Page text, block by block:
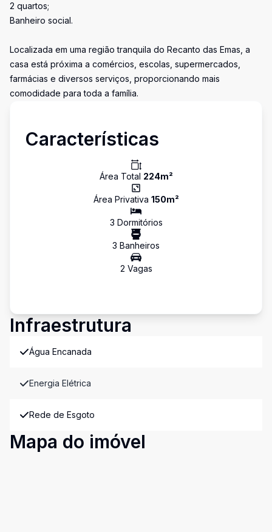
2 quartos;
Banheiro social.
Localizada em uma região tranquila do Recanto das Emas, a
casa está próxima a comércios, escolas, supermercados,
farmácias e diversos serviços, proporcionando mais
comodidade para toda a família.
Características
Área Total 224m²
Área Privativa 150m²
3 Dormitórios
3 Banheiros
2 Vagas
Infraestrutura
Água Encanada
Energia Elétrica
Rede de Esgoto
Mapa do imóvel